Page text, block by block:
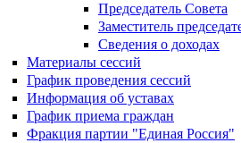
Председатель Совета
Заместитель
Сведения о доходах
Материалы сессий
График проведения сессий
Информация об уставах
График приема граждан
Фракция партии "Единая Россия"